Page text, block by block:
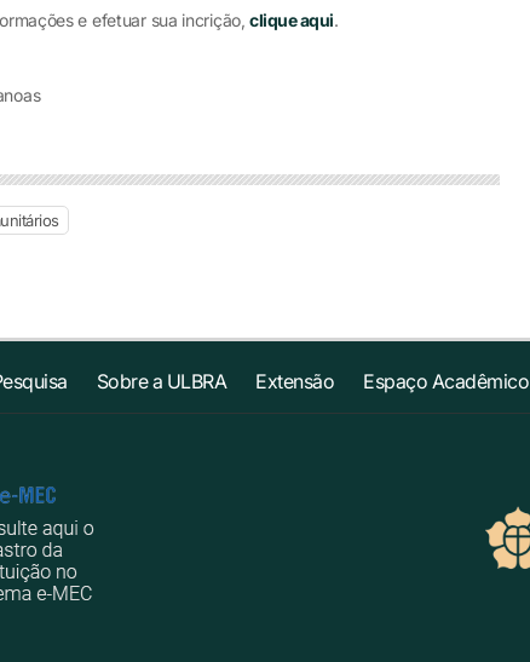
e efetuar sua incrição,clique aqui.
Sobre a ULBRA Extensão Espaço Acadêmico